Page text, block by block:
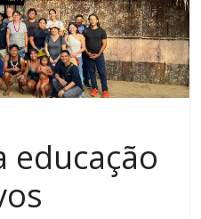
educação